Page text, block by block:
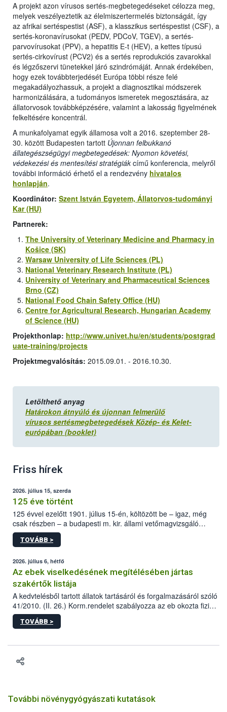
A projekt azon vírusos sertés-megbetegedéseket célozza meg,
melyek veszélyeztetik az élelmiszertermelés biztonságát, így
az afrikai sertéspestist (ASF), a klasszikus sertéspestist (CSF), a
sertés-koronavírusokat (PEDV, PDCoV, TGEV), a sertés-
parvovírusokat (PPV), a hepatitis E-t (HEV), a kettes típusú
sertés-cirkovírust (PCV2) és a sertés reprodukciós zavarokkal
és légzőszervi tünetekkel járó szindrómáját. Annak érdekében,
hogy ezek továbbterjedését Európa többi része felé
megakadályozhassuk, a projekt a diagnosztikai módszerek
harmonizálására, a tudományos ismeretek megosztására, az
állatorvosok továbbképzésére, valamint a lakosság figyelmének
felkeltésére koncentrál.
A munkafolyamat egyik államosa volt a 2016. szeptember 28-
30. között Budapesten tartott Újonnan felbukkanó
állategészségügyi megbetegedések: Nyomon követési,
védekezési és mentesítési stratégiák című konferencia, melyről
további információ érhető el a rendezvény hivatalos
honlapján.
Koordinátor: Szent István Egyetem, Állatorvos-tudományi
Kar (HU)
Partnerek:
The University of Veterinary Medicine and Pharmacy in
Košice (SK)
Warsaw University of Life Sciences (PL)
National Veterinary Research Institute (PL)
University of Veterinary and Pharmaceutical Sciences
Brno (CZ)
National Food Chain Safety Office (HU)
Centre for Agricultural Research, Hungarian Academy
of Science (HU)
Projekthonlap: http://www.univet.hu/en/students/postgrad
uate-training/projects
Projektmegvalósítás: 2015.09.01. - 2016.10.30.
Letölthető anyag
Határokon átnyúló és újonnan felmerülő
vírusos sertésmegbetegedések Közép- és Kelet-
európában (booklet)
Friss hírek
2026. július 15, szerda
125 éve történt
125 évvel ezelőtt 1901. július 15-én, költözött be – igaz, még
csak részben – a budapesti m. kir. állami vetőmagvizsgáló
állomás a Kis Rókus utca 15. szám alatti, Czigler Győző által
tervezett új épületébe.
TOVÁBB >
2026. július 6, hétfő
Az ebek viselkedésének megítélésében jártas
szakértők listája
A kedvtelésből tartott állatok tartásáról és forgalmazásáról szóló
41/2010. (II. 26.) Korm.rendelet szabályozza az eb okozta fizikai
sérülés, illetve ennek veszélye keletkezésekor felmerülő
hatósági feladatokat, valamint a veszélyes eb tartását és annak
vonni az ebek viselkedésének megítélésében jártas szakértőt.
TOVÁBB >
További növénygyógyászati kutatások